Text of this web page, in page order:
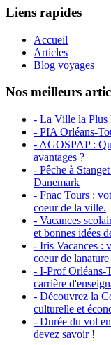
Liens rapides
Accueil
Articles
Blog voyages
Nos meilleurs
- La Ville la Plus
- PIA Orléans-
- AGOSPAP :
avantages ?
- Pêche à
Danemark
- Fnac Tours :
coeur de la ville.
- Vacances
et bonnes idées
- Iris Vacances :
coeur de lanature
- I-Prof Orléans-
carrière
- Découvrez la
culturelle et
- Durée du vol
devez savoir !